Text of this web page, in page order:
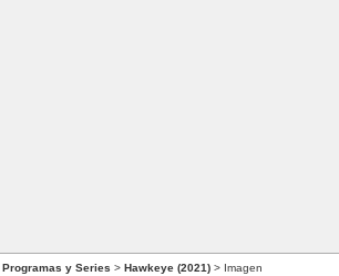
Programas y Series > Hawkeye (2021) > Imagen